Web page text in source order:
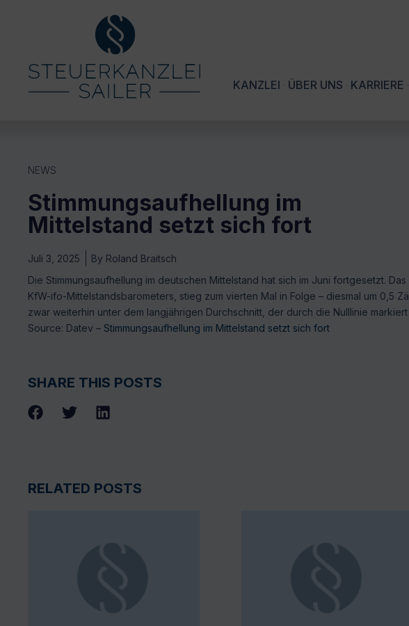
KANZLEI ÜBER UNS KARRIERE
NEWS
Stimmungsaufhellung im
Mittelstand setzt sich fort
Juli 3, 2025 By Roland Braitsch
Die Stimmungsaufhellung im deutschen Mittelstand hat sich im Juni fortgesetzt.
KfW-ifo-Mittelstandsbarometers, stieg zum vierten Mal in Folge – diesmal um 0,5
zwar weiterhin unter dem langjährigen Durchschnitt, der durch die Nulllinie
Source: Datev – Stimmungsaufhellung im Mittelstand setzt sich fort
SHARE THIS POSTS
RELATED POSTS